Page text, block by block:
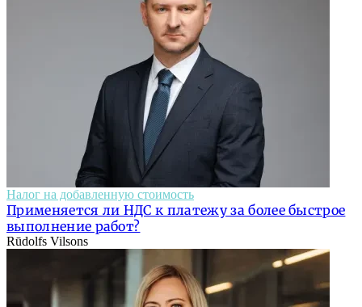
Налог на добавленную стоимость
Применяется ли НДС к платежу за более быстрое
выполнение работ?
Rūdolfs Vilsons